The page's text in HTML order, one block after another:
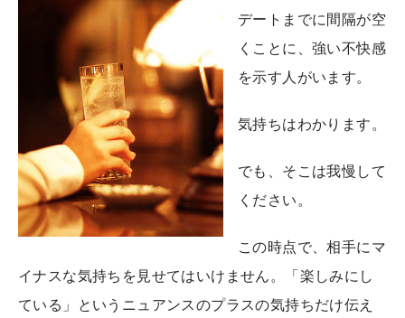
デートまでに間隔が空
くことに、強い不快感
を示す人がいます。
気持ちはわかります。
でも、そこは我慢して
ください。
この時点で、相手にマ
イナスな気持ちを見せてはいけません。「楽しみにし
ている」というニュアンスのプラスの気持ちだけ伝え